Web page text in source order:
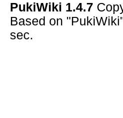
PukiWiki 1.4.7
Based on
sec.